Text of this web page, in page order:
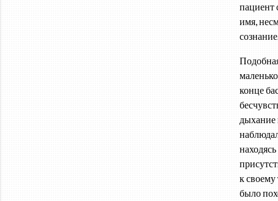
пациент
имя,
конце
дыхание
к
было